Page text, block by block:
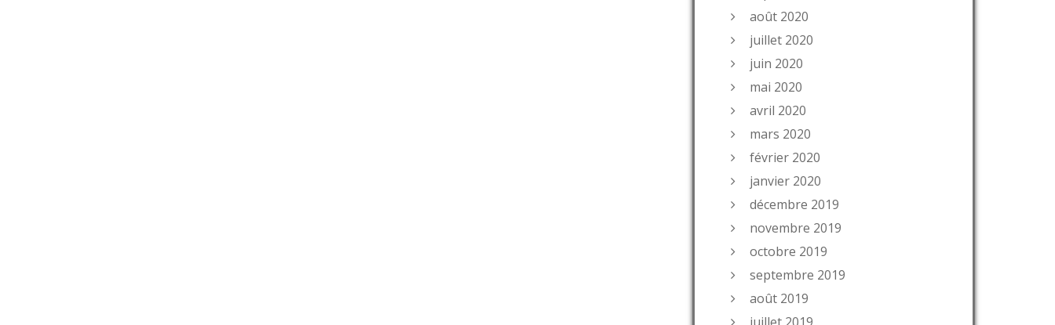
août 2020
juillet 2020
juin 2020
mai 2020
avril 2020
mars 2020
février 2020
janvier 2020
décembre 2019
novembre 2019
octobre 2019
septembre 2019
août 2019